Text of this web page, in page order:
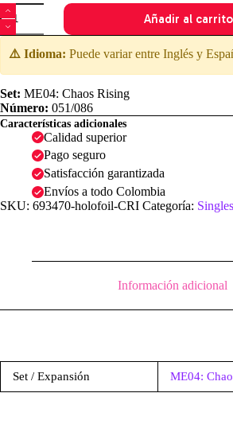
Crobat
|
051/086
|
ME04:
Chaos
Rising
cantidad
Añadir al carrito
⚠️ Idioma: Puede variar entre Inglés y
Set: ME04: Chaos Rising
Número: 051/086
Características adicionales
Calidad superior
Pago seguro
Satisfacción garantizada
Envíos a todo Colombia
SKU: 693470-holofoil-CRI Categoría: Singles
Información adicional
Set / Expansión ME04: